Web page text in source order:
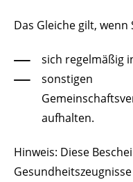
Das Gleiche gilt, wenn
sich regelmäßig
sonstigen
aufhalten.
Hinweis: Diese